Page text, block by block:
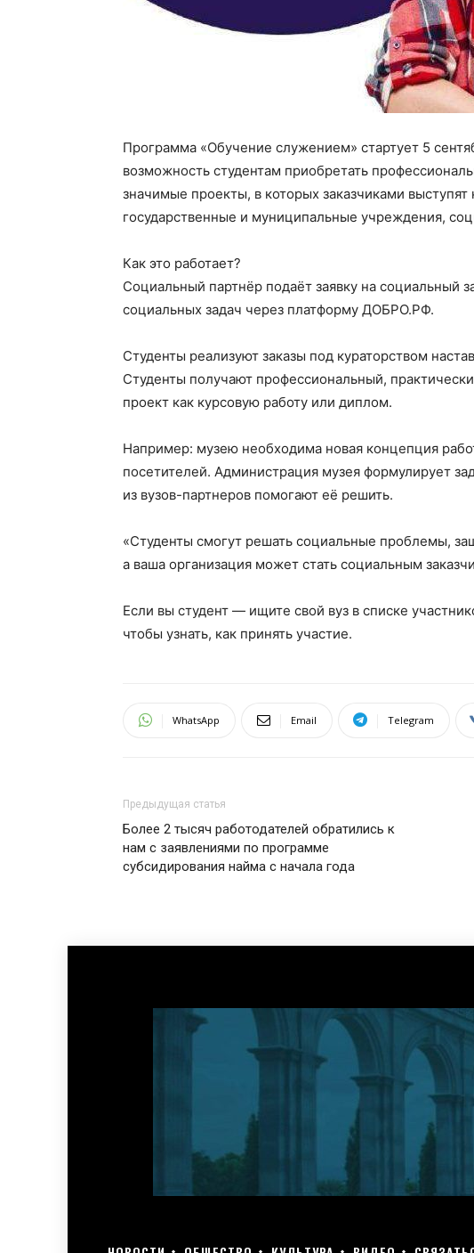
Программа «Обучение служением» стартует 5
возможность студентам приобретать
значимые проекты, в которых заказчиками
государственные и муниципальные учреждения,
Как это работает?
Социальный партнёр подаёт заявку на социальный
социальных задач через платформу ДОБРО.РФ.
Студенты реализуют заказы под кураторством
Студенты получают профессиональный,
проект как курсовую работу или диплом.
Например: музею необходима новая концепция
посетителей. Администрация музея формулирует
из вузов-партнеров помогают её решить.
«Студенты смогут решать социальные проблемы,
а ваша организация может стать социальным
Если вы студент — ищите свой вуз в списке
чтобы узнать, как принять участие.
WhatsApp Email Telegram
Предыдущая статья
Более 2 тысяч работодателей обратились к
нам с заявлениями по программе
субсидирования найма с начала года